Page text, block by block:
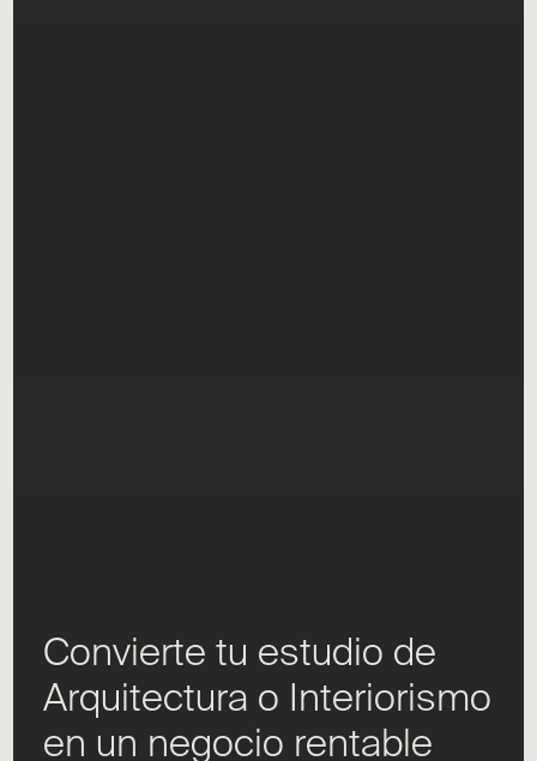
Convierte tu estudio de
Arquitectura o Interiorismo
en un negocio rentable